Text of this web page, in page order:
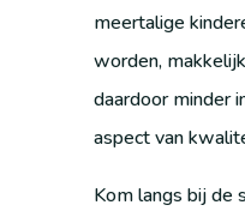
meertalige
worden,
daardoor minder
aspect van
Kom langs bij de